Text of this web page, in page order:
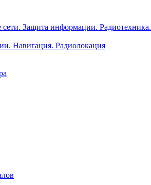
Защита информации. Радиотехника.
Навигация. Радиолокация